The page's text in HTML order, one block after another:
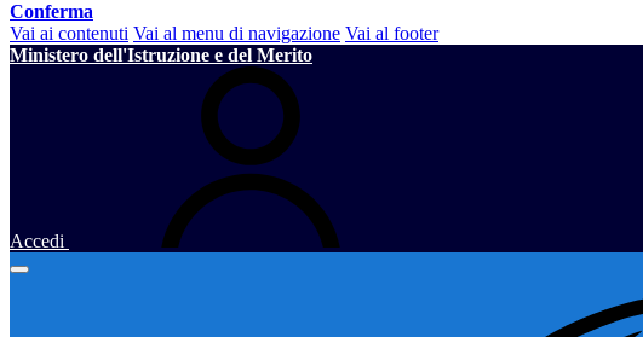
Conferma
Vai ai contenuti Vai al menu di navigazione Vai al footer
Ministero dell'Istruzione e del Merito
Accedi